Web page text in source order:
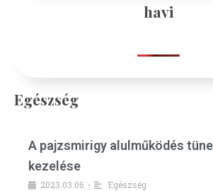
havi
Egészség
A pajzsmirigy alulműködés
kezelése
2023.03.06. •
Egészség